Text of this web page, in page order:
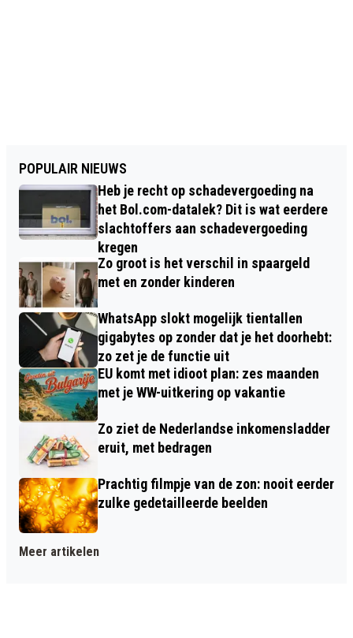
POPULAIR NIEUWS
Heb je recht op schadevergoeding na
het Bol.com-datalek? Dit is wat eerdere
slachtoffers aan schadevergoeding
kregen
Zo groot is het verschil in spaargeld
met en zonder kinderen
WhatsApp slokt mogelijk tientallen
gigabytes op zonder dat je het doorhebt:
zo zet je de functie uit
EU komt met idioot plan: zes maanden
met je WW-uitkering op vakantie
Zo ziet de Nederlandse inkomensladder
eruit, met bedragen
Prachtig filmpje van de zon: nooit eerder
zulke gedetailleerde beelden
Meer artikelen